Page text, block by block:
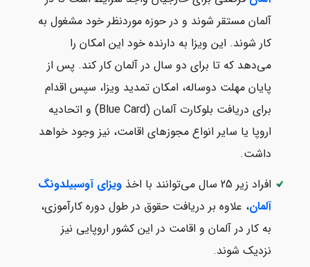
آلمان مستقر شوند و در حوزه موردنظر خود مشغول به
کار شوند. این ویزا به دارنده خود این امکان را
می‌دهد که تا برای دو سال در آلمان کار کند. پس از
پایان مهلت دوساله، امکان تمدید ویزا، سپس اقدام
برای دریافت بلوکارت آلمان (Blue Card) و اتحادیه
اروپا یا سایر انواع مجوزهای اقامت، نیز وجود خواهد
داشت.
افراد زیر 25 سال می‌توانند با اخذ
ویزای آوسبیلدونگ
آلمان، علاوه بر دریافت حقوق در طول دوره کارآموزی،
به کار در آلمان و اقامت در این کشور اروپایی نیز
نزدیک شوند.